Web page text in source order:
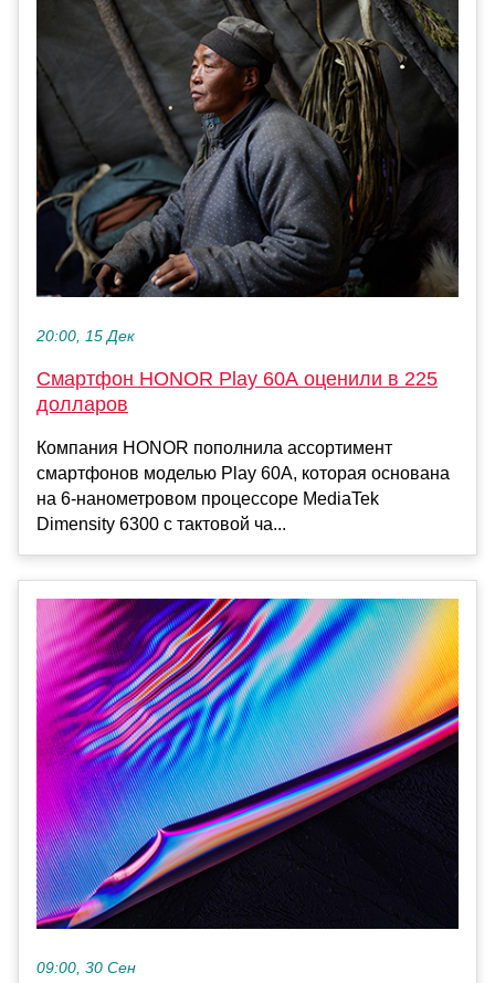
20:00, 15 Дек
Смартфон HONOR Play 60A оценили в 225
долларов
Компания HONOR пополнила ассортимент
смартфонов моделью Play 60A, которая основана
на 6-нанометровом процессоре MediaTek
Dimensity 6300 с тактовой ча...
09:00, 30 Сен